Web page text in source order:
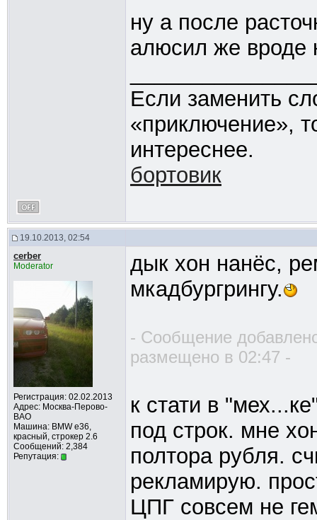
ну а после
алюсил же вроде
Если заменить
«приключение»,
интереснее.
бортовик
19.10.2013, 02:54
cerber
Moderator
Регистрация: 02.02.2013
Адрес: Москва-Перово-
ВАО
Машина: BMW e36,
красный, строкер 2.6
Сообщений: 2,384
Репутация:
дык хон нанёс,
мкадбургрингу.
- Сообщение
размещено в 02:47 -
к стати в
под строк. мне
полтора рубля.
рекламирую.
ЦПГ совсем не